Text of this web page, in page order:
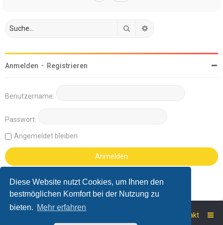
Diese Website nutzt Cookies, um Ihnen den
bestmöglichen Komfort bei der Nutzung zu
bieten. Mehr erfahren
Suche
Anmelden • Registrieren
Benutzername:
Passwort:
Angemeldet bleiben
Kontakt